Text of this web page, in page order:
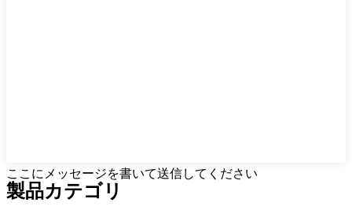
ここにメッセージを書いて送信してください
製品カテゴリ